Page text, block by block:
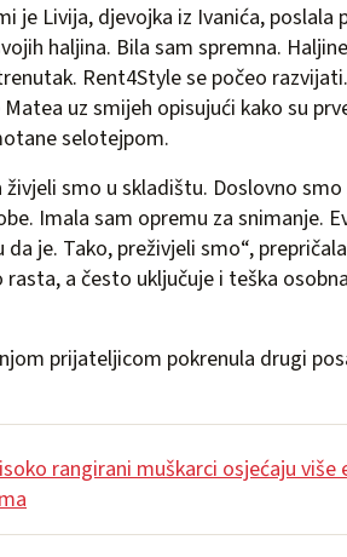
je Livija, djevojka iz Ivanića, poslala
haljina. Bila sam spremna.
Rent4Style se počeo
uz smijeh opisujući kako su
selotejpom.
smo u skladištu. Doslovno
Imala sam opremu za snimanje.
je. Tako, preživjeli smo“,
a često uključuje i teška
prijateljicom pokrenula drugi
rangirani muškarci osjećaju više